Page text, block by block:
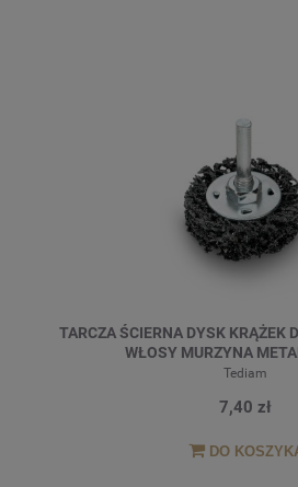
TARCZA ŚCIERNA DYSK KRĄŻEK
WŁOSY MURZYNA
Tediam
7,40 zł
DO